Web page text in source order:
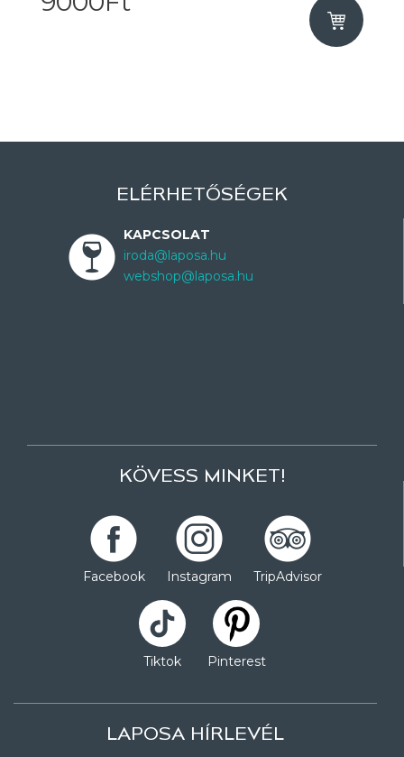
ELÉRHETŐSÉGEK
KAPCSOLAT
iroda@laposa.hu
webshop@laposa.hu
KÖVESS MINKET!
Facebook Instagram TripAdvisor
Tiktok Pinterest
LAPOSA HÍRLEVÉL